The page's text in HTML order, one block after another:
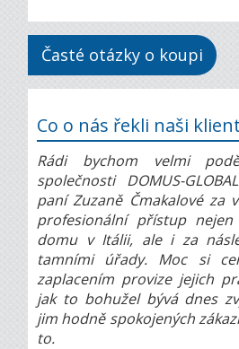
Časté otázky o koupi
Co o nás řekli naši
Rádi bychom velmi
společnosti DOMUS-
paní Zuzaně Čmakalové za
profesionální přístup
domu v Itálii, ale i za
tamními úřady. Moc si
zaplacením provize jejich
jak to bohužel bývá dnes
jim hodně spokojených
to.